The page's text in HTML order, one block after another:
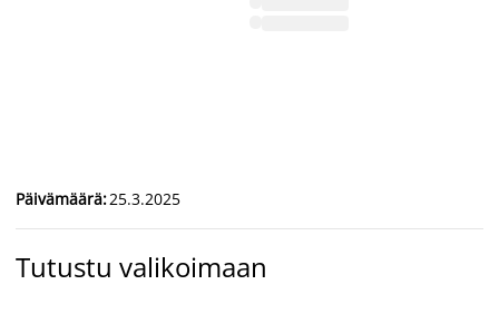
Päivämäärä:25.3.2025
Tutustu valikoimaan